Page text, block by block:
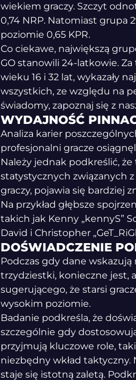
wiekiem graczy. Szczyt
0,74 NRP. Natomiast grupa
poziomie 0,65 KPR.
Co ciekawe, największą
GO stanowili 24-latkowie.
wieku 16 i 32 lat, wykazały
wszystkich, ze względu na
świadomy, zapoznaj się z
WYDAJNOŚĆ
Analiza karier
profesjonalni gracze
Należy jednak podkreślić,
statystycznych związanych
graczy, pojawia się bardziej
Na przykład głębsze
takich jak Kenny „kennyS”
David i Christopher
DOŚWIADCZENIE
Podczas gdy dane
trzydziestki, konieczne jest,
sugerującego, że starsi
wysokim poziomie.
Badanie podkreśla, że
szczególnie gdy
przyjmują kluczowe role,
niezbędny wkład
staje się istotną zaletą.